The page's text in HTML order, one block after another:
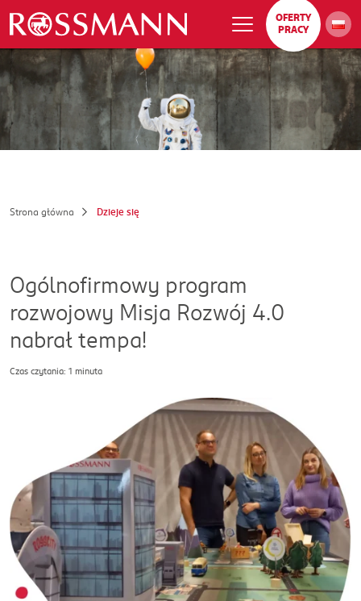
OFERTY
PRACY
Strona główna Dzieje się
Ogólnofirmowy program
rozwojowy Misja Rozwój 4.0
nabrał tempa!
Czas czytania: 1 minuta